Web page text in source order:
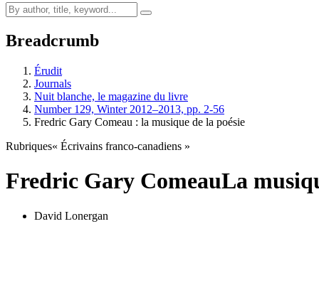
Breadcrumb
Érudit
Journals
Nuit blanche, le magazine du livre
Number 129, Winter 2012–2013, pp. 2-56
Fredric Gary Comeau : la musique de la poésie
Rubriques« Écrivains franco-canadiens »
Fredric Gary ComeauLa
David Lonergan